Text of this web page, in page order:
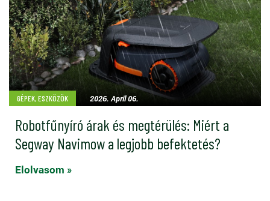
GÉPEK, ESZKÖZÖK 2026. April 06.
Robotfűnyíró árak és megtérülés: Miért a
Segway Navimow a legjobb befektetés?
Elolvasom »